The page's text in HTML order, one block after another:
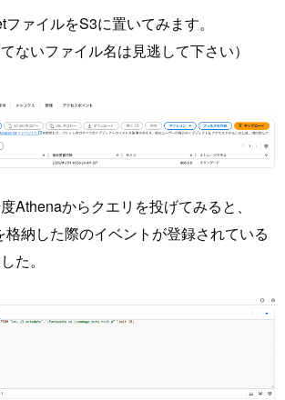
ァイルをS3に置いてみます。
ないファイル名は見逃して下さい）
Athenaからクエリを投げてみると、
納した際のイベントが登録されている
た。